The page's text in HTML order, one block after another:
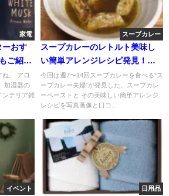
家電
ーおす
ご紹
ね。 アロ
加湿器の
ンテリア雑
スープカレー
スープカレーのレトルト美味し
い簡単アレンジレシピ発見！絶
品過ぎ！
今回は週7〜14回スープカレーを食べる“ス
ープカレー夫婦”が発見した、スープカレ
ーペーストと その美味しい簡単アレンジ
レシピを写真画像と口コ...
イベント 日用品